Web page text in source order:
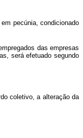
pecúnia, condicionado
das empresas
será efetuado segundo
coletivo, a alteração da